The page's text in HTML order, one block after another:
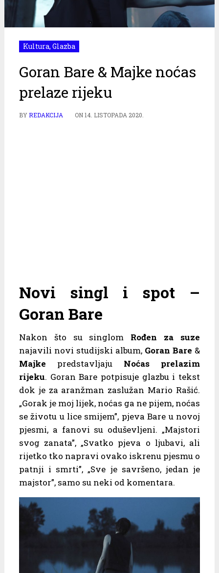
Kultura, Glazba
Goran Bare & Majke noćas
prelaze rijeku
BYREDAKCIJA ON14. LISTOPADA 2020.
Novi singl i spot –
Goran Bare
Nakon što su singlom Rođen za suze
najavili novi studijski album, Goran Bare &
Majke predstavljaju Noćas prelazim
rijeku. Goran Bare potpisuje glazbu i tekst
dok je za aranžman zaslužan Mario Rašić.
„Gorak je moj lijek, noćas ga ne pijem, noćas
se životu u lice smijem”, pjeva Bare u novoj
pjesmi, a fanovi su oduševljeni. „Majstori
svog zanata”, „Svatko pjeva o ljubavi, ali
rijetko tko napravi ovako iskrenu pjesmu o
patnji i smrti”, „Sve je savršeno, jedan je
majstor”, samo su neki od komentara.